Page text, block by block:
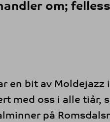
om;
en bit av
med oss i alle tiår,
på